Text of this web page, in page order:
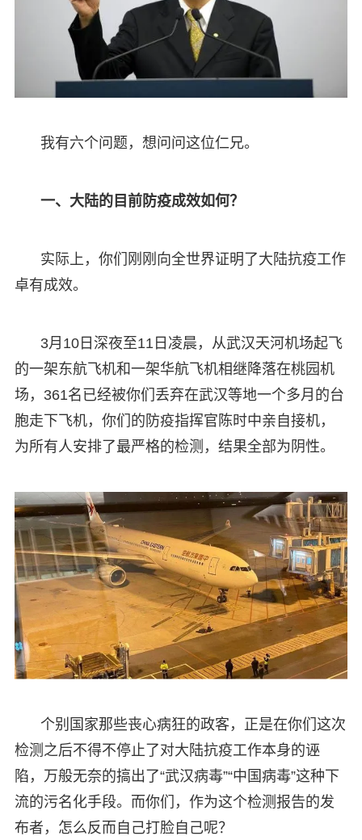
我有六个问题，想问问这位仁兄。
一、大陆的目前防疫成效如何？
实际上，你们刚刚向全世界证明了大陆抗疫工作
卓有成效。
3月10日深夜至11日凌晨，从武汉天河机场起飞
的一架东航飞机和一架华航飞机相继降落在桃园机
场，361名已经被你们丢弃在武汉等地一个多月的台
胞走下飞机，你们的防疫指挥官陈时中亲自接机，
为所有人安排了最严格的检测，结果全部为阴性。
个别国家那些丧心病狂的政客，正是在你们这次
检测之后不得不停止了对大陆抗疫工作本身的诬
陷，万般无奈的搞出了“武汉病毒”“中国病毒”这种下
流的污名化手段。而你们，作为这个检测报告的发
布者，怎么反而自己打脸自己呢？